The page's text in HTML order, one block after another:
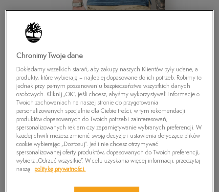
TIMBERLAND POLO SS KENNEBEC SLTSCRB
99,99zł
PRODUKT NIEDOSTĘPNY
Chronimy Twoje dane
Dokładamy wszelkich starań, aby zakupy naszych Klientów były udane, a
produkty, które wybierają – najlepiej dopasowane do ich potrzeb. Robimy to
jednak przy pełnym poszanowaniu bezpieczeństwa wszystkich danych
osobowych. Kliknij „OK”, jeśli chcesz, abyśmy wykorzystywali informacje o
Twoich zachowaniach na naszej stronie do przygotowania
personalizowanych specjalnie dla Ciebie treści, w tym rekomendacji
produktów dopasowanych do Twoich potrzeb i zainteresowań,
spersonalizowanych reklam czy zapamiętywanie wybranych preferencji. W
każdej chwili możesz zmienić swoją decyzję i ustawienia dotyczące plików
cookie wybierając „Dostosuj”. Jeśli nie chcesz otrzymywać
spersonalizowanej oferty produktów, dopasowanych do Twoich preferencji,
wybierz „Odrzuć wszystkie”. W celu uzyskania więcej informacji, przeczytaj
naszą
politykę prywatności.